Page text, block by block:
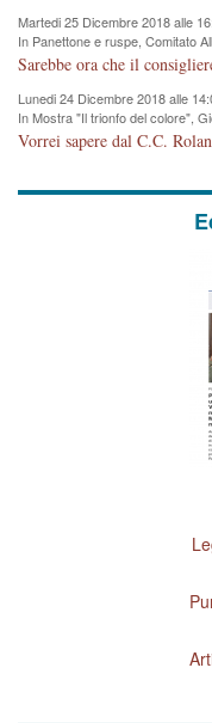
Martedi 25 Dicembre 2018 alle
In Panettone e ruspe, Comitato
cronoprogramma"
Lunedi 24 Dicembre 2018 alle
In Mostra "Il trionfo del colore",